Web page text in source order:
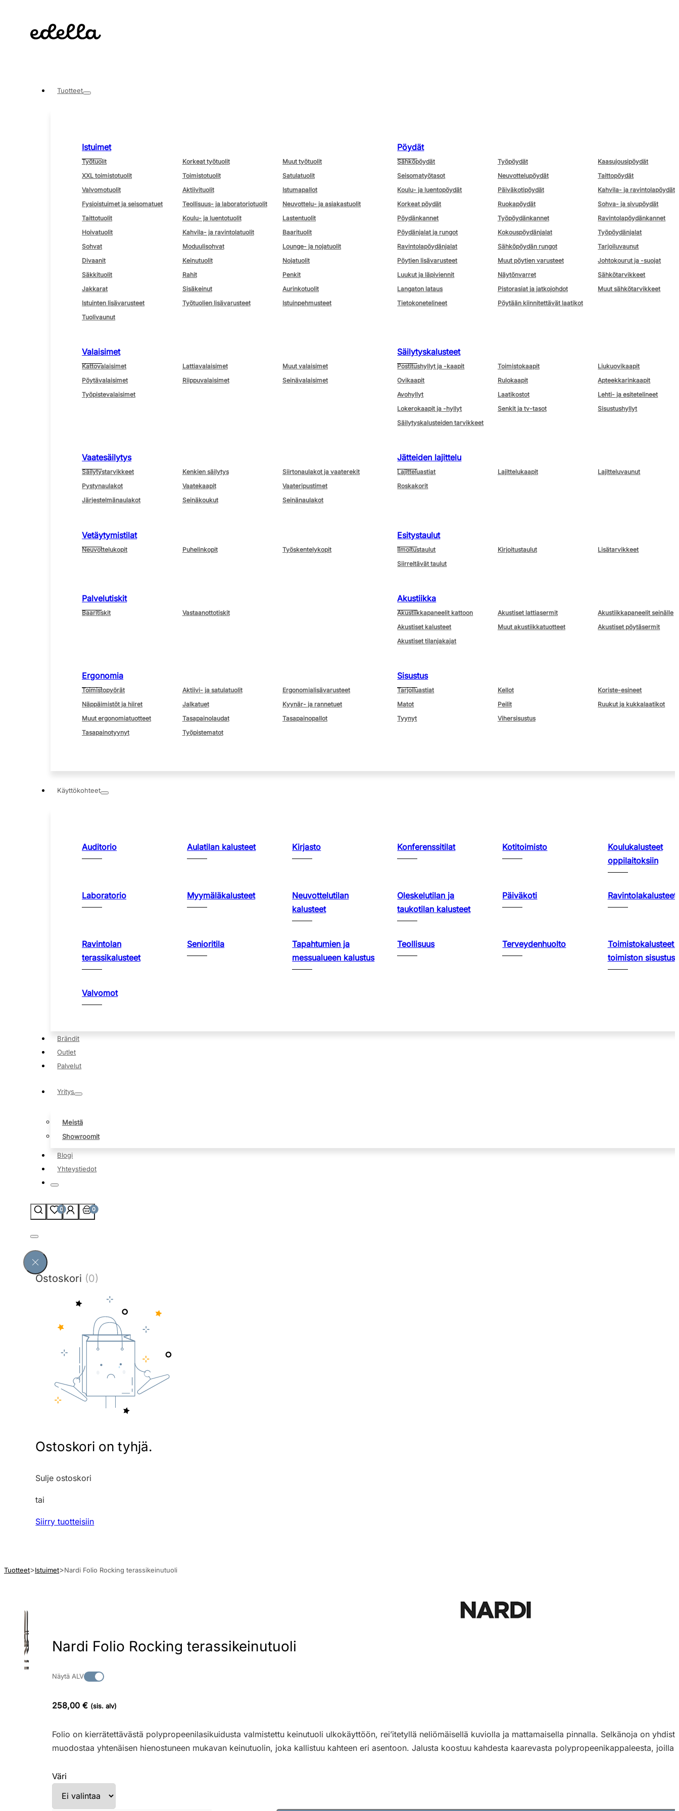
Tuotteet
Istuimet
Työtuolit Korkeat työtuolit
Muut työtuolit
XXL toimistotuolit
Toimistotuolit
Satulatuolit
Valvomotuolit
Aktiivituolit
Istumapallot
Fysioistuimet ja seisomatuet
Teollisuus- ja laboratoriotuolit
Neuvottelu- ja asiakastuolit
Taittotuolit
Koulu- ja luentotuolit
Lastentuolit
Hoivatuolit
Kahvila- ja ravintolatuolit
Baarituolit
Sohvat
Moduulisohvat
Lounge- ja nojatuolit
Divaanit
Keinutuolit
Nojatuolit
Säkkituolit
Rahit
Penkit
Jakkarat
Sisäkeinut
Aurinkotuolit
Istuinten lisävarusteet
Työtuolien lisävarusteet
Istuinpehmusteet
Tuolivaunut
Pöydät
Sähköpöydät Työpöydät
Kaasujousipöydät
Seisomatyötasot
Neuvottelupöydät
Taittopöydät
Koulu- ja luentopöydät
Päiväkotipöydät
Kahvila- ja ravintolapöydät
Korkeat pöydät
Ruokapöydät
Sohva- ja sivupöydät
Pöydänkannet
Työpöydänkannet
Ravintolapöydänkannet
Pöydänjalat ja rungot
Kokouspöydänjalat
Työpöydänjalat
Ravintolapöydänjalat
Sähköpöydän rungot
Tarjoiluvaunut
Pöytien lisävarusteet
Muut pöytien varusteet
Johtokourut ja -suojat
Luukut ja läpiviennit
Näytönvarret
Sähkötarvikkeet
Langaton lataus
Pistorasiat ja jatkojohdot
Muut sähkötarvikkeet
Tietokonetelineet
Pöytään kiinnitettävät laatikot
Valaisimet
Kattovalaisimet Lattiavalaisimet
Muut valaisimet
Pöytävalaisimet
Riippuvalaisimet
Seinävalaisimet
Työpistevalaisimet
Säilytyskalusteet
Postitushyllyt ja -kaapit Toimistokaapit
Liukuovikaapit
Ovikaapit
Rulokaapit
Apteekkarinkaapit
Avohyllyt
Laatikostot
Lehti- ja esitetelineet
Lokerokaapit ja -hyllyt
Senkit ja tv-tasot
Sisustushyllyt
Säilytyskalusteiden tarvikkeet
Vaatesäilytys
Säilytystarvikkeet Kenkien säilytys
Siirtonaulakot ja vaaterekit
Pystynaulakot
Vaatekaapit
Vaateripustimet
Järjestelmänaulakot
Seinäkoukut Seinänaulakot
Jätteiden lajittelu
Lajitteluastiat Lajittelukaapit
Lajitteluvaunut
Roskakorit
Vetäytymistilat
Neuvottelukopit Puhelinkopit Työskentelykopit
Esitystaulut
Ilmoitustaulut Kirjoitustaulut
Lisätarvikkeet
Siirreltävät taulut
Palvelutiskit
Baaritiskit Vastaanottotiskit
Akustiikka
Akustiikkapaneelit kattoon Akustiset lattiasermit
Akustiikkapaneelit seinälle
Akustiset kalusteet
Muut akustiikkatuotteet
Akustiset pöytäsermit
Akustiset tilanjakajat
Ergonomia
Toimistopyörät Aktiivi- ja satulatuolit
Ergonomialisävarusteet
Näppäimistöt ja hiiret
Jalkatuet
Kyynär- ja rannetuet
Muut ergonomiatuotteet
Tasapainolaudat
Tasapainopallot
Tasapainotyynyt
Työpistematot
Sisustus
Tarjoiluastiat Kellot
Koriste-esineet
Matot
Peilit
Ruukut ja kukkalaatikot
Tyynyt
Vihersisustus
Käyttökohteet
Auditorio Aulatilan kalusteet Kirjasto Konferenssitilat Kotitoimisto
Koulukalusteet
oppilaitoksiin
Laboratorio Myymäläkalusteet
Neuvottelutilan
kalusteet
Oleskelutilan ja
taukotilan kalusteet
Päiväkoti Ravintolakalusteet
Ravintolan
terassikalusteet
Senioritila
Tapahtumien ja
messualueen kalustus
Teollisuus Terveydenhuolto
Toimistokalusteet
toimiston sisustus
Valvomot
Brändit
Outlet
Palvelut
Yritys
Meistä
Showroomit
Blogi
Yhteystiedot
0 0
Ostoskori (0)
Ostoskori on tyhjä.
Sulje ostoskori
tai
Siirry tuotteisiin
Tuotteet Istuimet Nardi Folio Rocking terassikeinutuoli
Nardi Folio Rocking terassikeinutuoli
Näytä ALV
258,00 € (sis. alv)
Folio on kierrätettävästä polypropeenilasikuidusta valmistettu keinutuoli ulkokäyttöön, rei’itetyllä neliömäisellä kuviolla ja mattamaisella pinnalla. Selkänoja on
muodostaa yhtenäisen hienostuneen mukavan keinutuolin, joka kallistuu kahteen eri asentoon. Jalusta koostuu kahdesta kaarevasta polypropeenikappaleesta,
Väri